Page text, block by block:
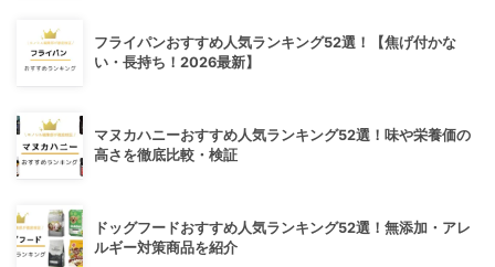
フライパンおすすめ人気ランキング52選！【焦げ付かな
い・長持ち！2026最新】
マヌカハニーおすすめ人気ランキング52選！味や栄養価の
高さを徹底比較・検証
ドッグフードおすすめ人気ランキング52選！無添加・アレ
ルギー対策商品を紹介